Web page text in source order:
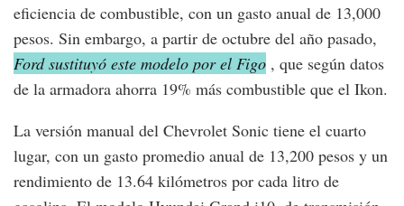
eficiencia de combustible, con un gasto anual de 13,000
pesos. Sin embargo, a partir de octubre del año pasado,
Ford sustituyó este modelo por el Figo , que según datos
de la armadora ahorra 19% más combustible que el Ikon.
La versión manual del Chevrolet Sonic tiene el cuarto
lugar, con un gasto promedio anual de 13,200 pesos y un
rendimiento de 13.64 kilómetros por cada litro de